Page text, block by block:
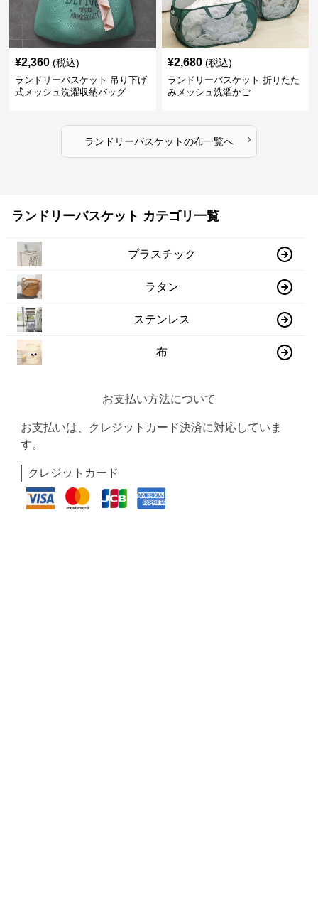
¥2,360 (税込)
ランドリーバスケット 吊り下げ
式メッシュ洗濯収納バッグ
¥2,680 (税込)
ランドリーバスケット 折りたた
みメッシュ洗濯かご
ランドリーバスケットの布一覧へ ›
ランドリーバスケット カテゴリ一覧
プラスチック
ラタン
ステンレス
布
お支払い方法について
お支払いは、クレジットカード決済に対応していま
す。
クレジットカード